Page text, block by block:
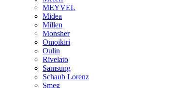
MEYVEL
Midea
Millen
Monsher
Omoikiri
Oulin
Rivelato
Samsung
Schaub Lorenz
Smeg